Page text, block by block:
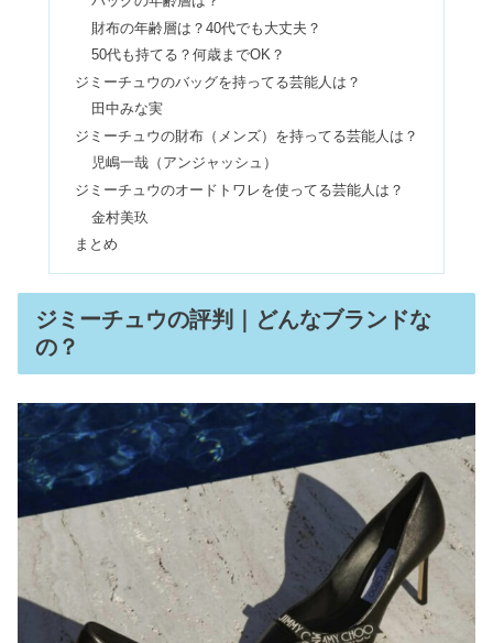
クレムドアンの悪質な口コミは嘘？解
約方法や白髪に効果なしの真相
何センチから？後の髪型も
オッジィオットを使い続けると良くな
ティルティルのクッションファンデは
崩れる？下地はいるorいらない？
第3世代タイタンの口コミ！効果・痛
み＆ソノクイーンとの違いも
タグホイヤー30代・40代・50代は恥ず
財布の年齢層は？40代でも大丈夫？
50代も持てる？何歳までOK？
ジミーチュウのバッグを持ってる芸能人は？
田中みな実
ジミーチュウの財布（メンズ）を持ってる芸能人は？
児嶋一哉（アンジャッシュ）
ジミーチュウのオードトワレを使ってる芸能人は？
金村美玖
まとめ
ジミーチュウの評判｜どんなブランドな
の？